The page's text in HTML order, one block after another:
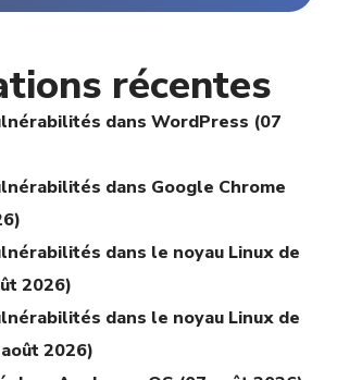
récentes
dans WordPress (07
dans Google Chrome
dans le noyau Linux de
2026)
dans le noyau Linux de
2026)